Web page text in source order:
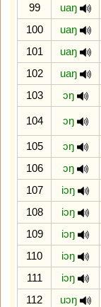
99
uaŋ
100
uaŋ
101
uaŋ
102
uaŋ
103
ɔŋ
104 ɔŋ
105 ɔŋ
106
ɔŋ
107
iɔŋ
108
iɔŋ
109
iɔŋ
110
iɔŋ
111
iɔŋ
112
uɔŋ